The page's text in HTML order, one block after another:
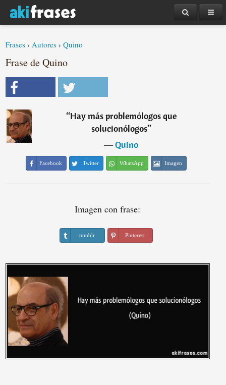
Frases ›Autores ›Quino
Frase de Quino
“Hay más problemólogos que
solucionólogos”
―Quino
Facebook Twitter WhatsApp Imagen
Imagen con frase:
tumblr Pinterest